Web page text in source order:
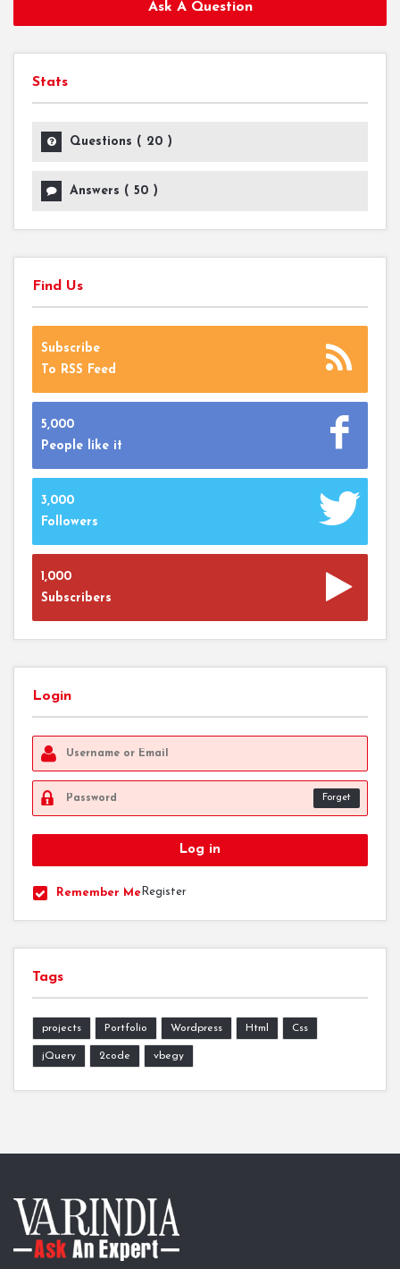
Ask A Question
Stats
Questions ( 20 )
Answers ( 50 )
Find Us
Subscribe
To RSS Feed
5,000
People like it
3,000
Followers
1,000
Subscribers
Login
Forget
Remember Me Register
Tags
projects Portfolio Wordpress Html Css
jQuery 2code vbegy